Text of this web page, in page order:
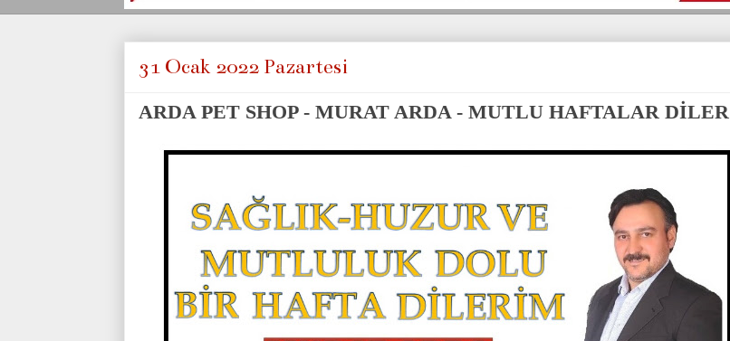
31 Ocak 2022 Pazartesi
ARDA PET SHOP - MURAT ARDA - MUTLU HAFTALAR DİLER